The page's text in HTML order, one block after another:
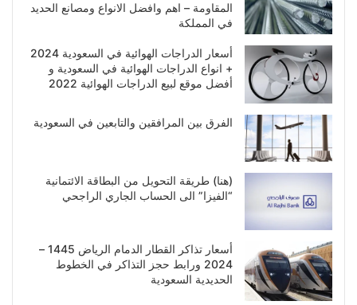
المقاومة – اهم وافضل الانواع ومصانع الحديد
في المملكة
أسعار الدراجات الهوائية في السعودية 2024
+ انواع الدراجات الهوائية في السعودية و
أفضل موقع لبيع الدراجات الهوائية 2022
الفرق بين المرافقين والتابعين في السعودية
(هنا) طريقة التحويل من البطاقة الائتمانية
“الفيزا” الى الحساب الجاري الراجحي
أسعار تذاكر القطار الدمام الرياض 1445 –
2024 ورابط حجز التذاكر في الخطوط
الحديدية السعودية